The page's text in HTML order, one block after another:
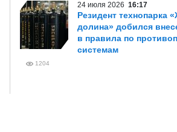
24 июля 2026 16:17
Резидент технопарка
долина» добился
в правила по
системам
1204